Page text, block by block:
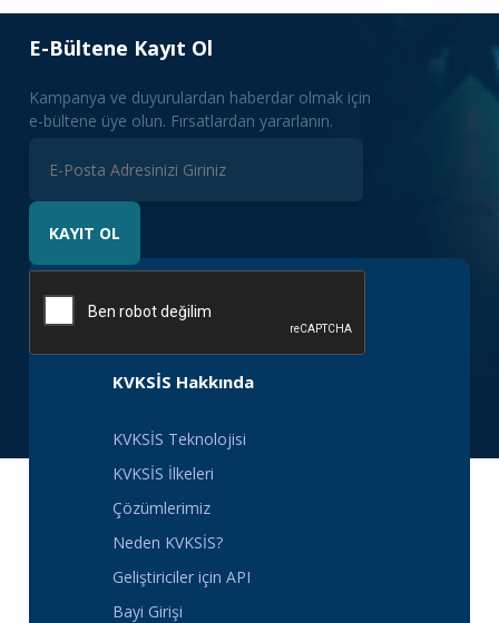
E-Bültene Kayıt Ol
Kampanya ve duyurulardan haberdar olmak için
e-bültene üye olun. Fırsatlardan yararlanın.
KAYIT OL
KVKSİS Hakkında
KVKSİS Teknolojisi
KVKSİS İlkeleri
Çözümlerimiz
Neden KVKSİS?
Geliştiriciler için API
Bayi Girişi